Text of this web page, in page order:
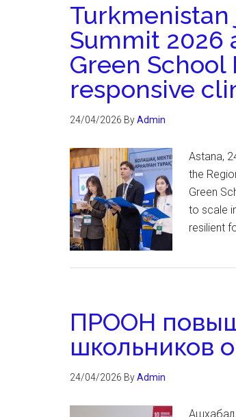
Summit 2026
Green
responsive
24/04/2026 ByAdmin
Astana,
the
Green
to scale
resilient
ПРООН
школьников
24/04/2026 ByAdmin